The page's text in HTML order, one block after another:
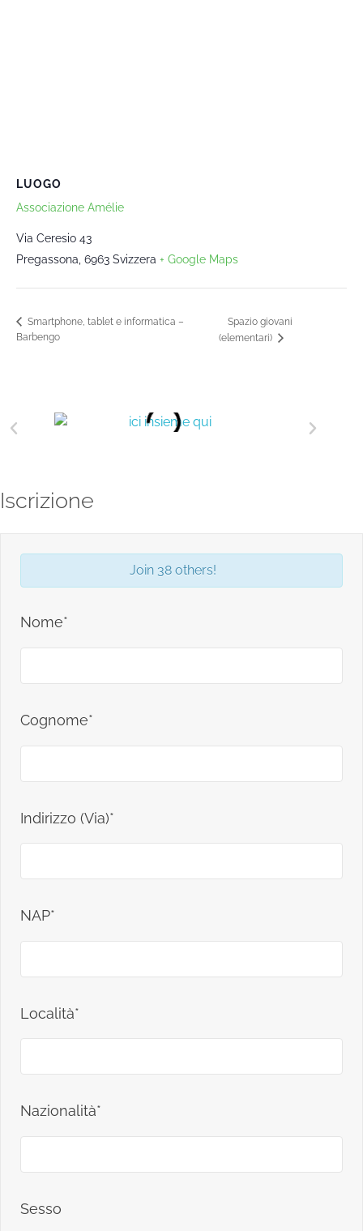
LUOGO
Associazione Amélie
Via Ceresio 43
Pregassona 6963 Svizzera + Google Maps
Smartphone, tablet e informatica –
Barbengo
Spazio giovani
(elementari)
Iscrizione
Join 38 others!
Nome*
Cognome*
Indirizzo (Via)*
NAP*
Località*
Nazionalità*
Sesso